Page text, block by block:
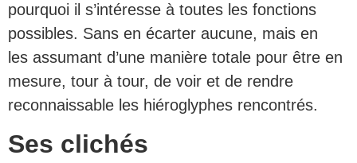
pourquoi il s’intéresse à toutes les fonctions
possibles. Sans en écarter aucune, mais en
les assumant d’une manière totale pour être en
mesure, tour à tour, de voir et de rendre
reconnaissable les hiéroglyphes rencontrés.
Ses clichés